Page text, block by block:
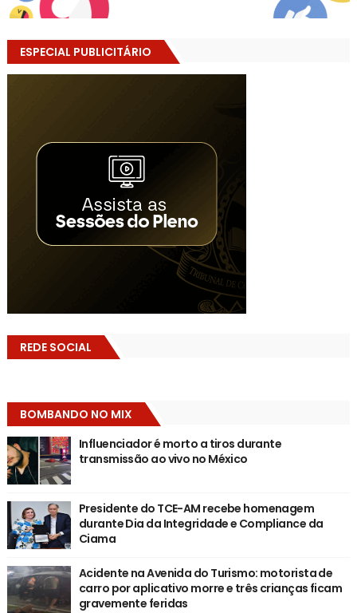
ESPECIAL PUBLICITÁRIO
REDE SOCIAL
BOMBANDO NO MIX
Influenciador é morto a tiros durante
transmissão ao vivo no México
Presidente do TCE-AM recebe homenagem
durante Dia da Integridade e Compliance da
Ciama
Acidente na Avenida do Turismo: motorista de
carro por aplicativo morre e três crianças ficam
gravemente feridas